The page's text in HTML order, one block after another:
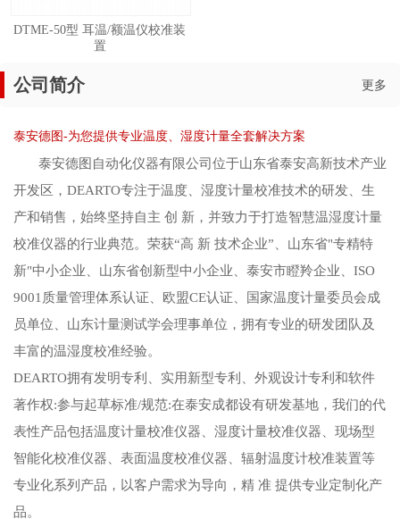
DTME-50型 耳温/额温仪校准装
置
公司简介 更多
泰安德图-为您提供专业温度、湿度计量全套解决方案
泰安德图自动化仪器有限公司位于山东省泰安高新技术产业
开发区，DEARTO专注于温度、湿度计量校准技术的研发、生
产和销售，始终坚持自主 创 新，并致力于打造智慧温湿度计量
校准仪器的行业典范。荣获“高 新 技术企业”、山东省"专精特
新"中小企业、山东省创新型中小企业、泰安市瞪羚企业、ISO
9001质量管理体系认证、欧盟CE认证、国家温度计量委员会成
员单位、山东计量测试学会理事单位，拥有专业的研发团队及
丰富的温湿度校准经验。
DEARTO拥有发明专利、实用新型专利、外观设计专利和软件
著作权:参与起草标准/规范:在泰安成都设有研发基地，我们的代
表性产品包括温度计量校准仪器、湿度计量校准仪器、现场型
智能化校准仪器、表面温度校准仪器、辐射温度计校准装置等
专业化系列产品，以客户需求为导向，精 准 提供专业定制化产
品。